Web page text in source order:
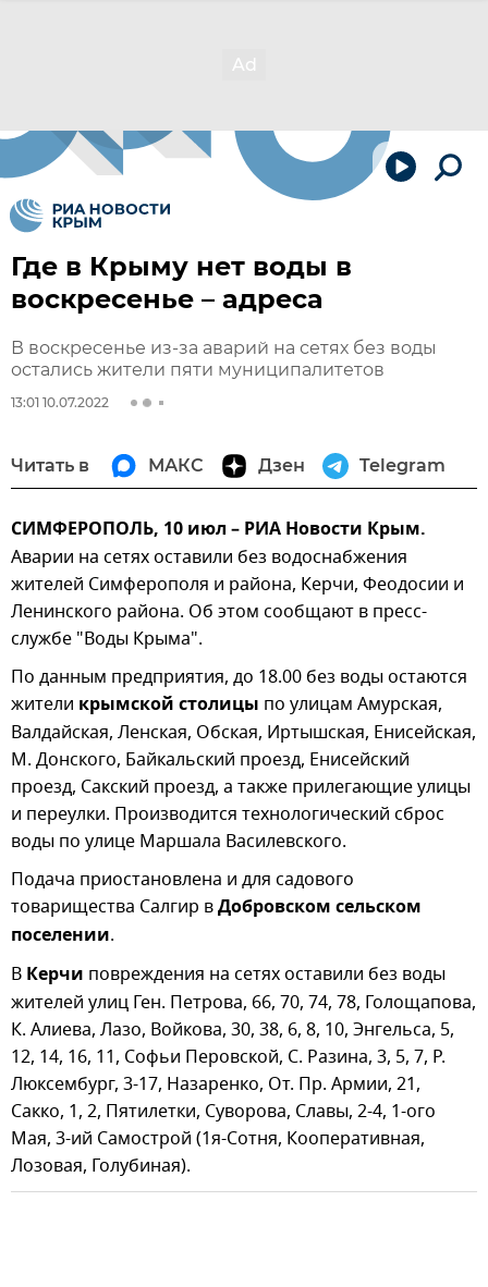
Где в Крыму нет воды в
воскресенье – адреса
В воскресенье из-за аварий на сетях без воды
остались жители пяти муниципалитетов
13:01 10.07.2022
Читать в МАКС Дзен Telegram
СИМФЕРОПОЛЬ, 10 июл – РИА Новости Крым.
Аварии на сетях оставили без водоснабжения
жителей Симферополя и района, Керчи, Феодосии и
Ленинского района. Об этом сообщают в пресс-
службе "Воды Крыма".
По данным предприятия, до 18.00 без воды остаются
жители крымской столицы по улицам Амурская,
Валдайская, Ленская, Обская, Иртышская, Енисейская,
М. Донского, Байкальский проезд, Енисейский
проезд, Сакский проезд, а также прилегающие улицы
и переулки. Производится технологический сброс
воды по улице Маршала Василевского.
Подача приостановлена и для садового
товарищества Салгир вДобровском сельском
поселении.
В Керчи повреждения на сетях оставили без воды
жителей улиц Ген. Петрова, 66, 70, 74, 78, Голощапова,
К. Алиева, Лазо, Войкова, 30, 38, 6, 8, 10, Энгельса, 5,
12, 14, 16, 11, Софьи Перовской, С. Разина, 3, 5, 7, Р.
Люксембург, 3-17, Назаренко, От. Пр. Армии, 21,
Сакко, 1, 2, Пятилетки, Суворова, Славы, 2-4, 1-ого
Мая, 3-ий Самострой (1я-Сотня, Кооперативная,
Лозовая, Голубиная).